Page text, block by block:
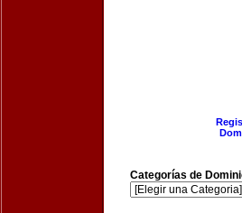
Categorías de